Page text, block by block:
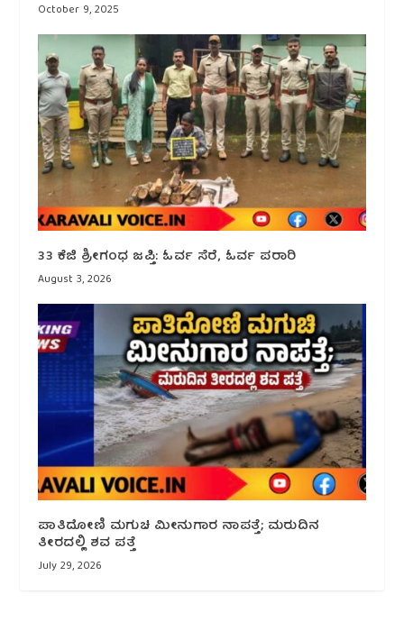
October 9, 2025
33 ಕೆಜಿ ಶ್ರೀಗಂಧ ಜಪ್ತಿ: ಓರ್ವ ಸೆರೆ, ಓರ್ವ ಪರಾರಿ
August 3, 2026
ಪಾತಿದೋಣಿ ಮಗುಚಿ ಮೀನುಗಾರ ನಾಪತ್ತೆ; ಮರುದಿನ
ತೀರದಲ್ಲಿ ಶವ ಪತ್ತೆ
July 29, 2026